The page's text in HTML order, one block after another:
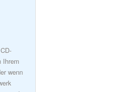
Ihrem
wenn